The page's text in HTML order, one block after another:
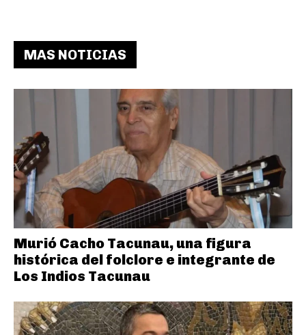
MAS NOTICIAS
Murió Cacho Tacunau, una figura
histórica del folclore e integrante de
Los Indios Tacunau